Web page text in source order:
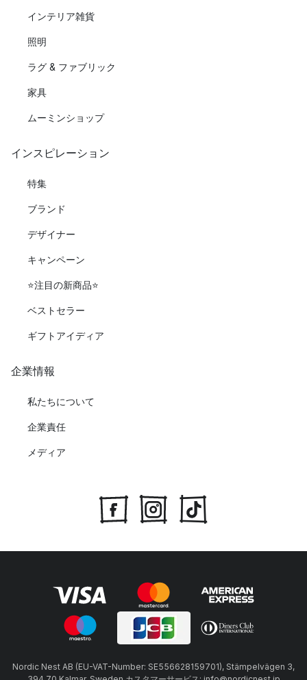
インテリア雑貨
照明
ラグ & ファブリック
家具
ムーミンショップ
インスピレーション
特集
ブランド
デザイナー
キャンペーン
⭐️注目の新商品⭐️
ベストセラー
ギフトアイディア
企業情報
私たちについて
企業責任
メディア
Nordic Nest AB (EU-VAT-Number: SE556628159701), Stämpelvägen 3,